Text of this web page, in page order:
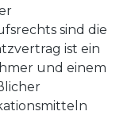
sind die
ist ein
und einem